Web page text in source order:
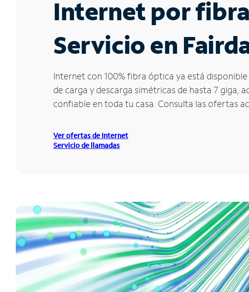
Internet por
Servicio en
Internet con 100% fibra óptica ya está
de carga y descarga simétricas de hasta 7 giga,
confiable en toda tu casa. Consulta las ofertas
Ver ofertas de Internet
Servicio de llamadas